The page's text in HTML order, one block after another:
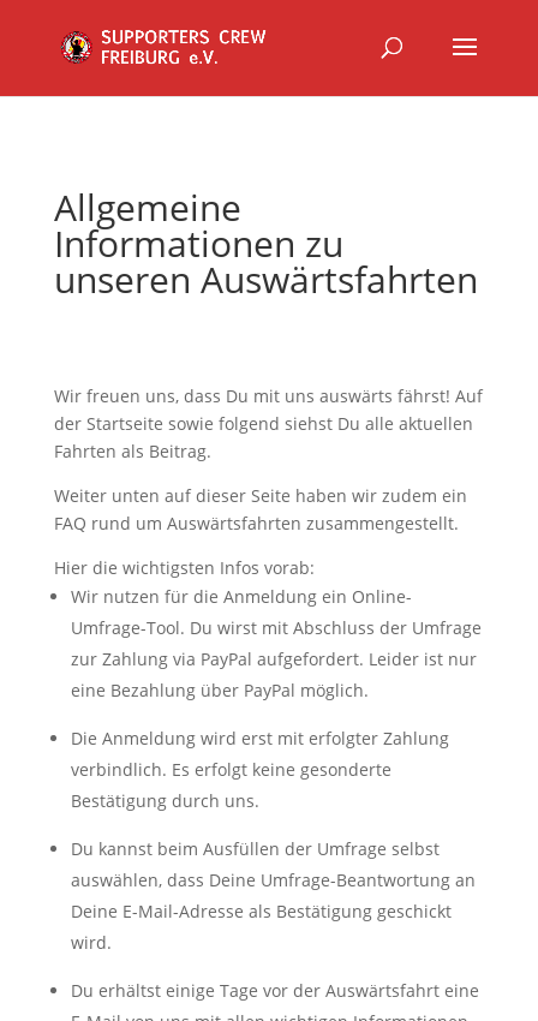
Allgemeine
Informationen zu
unseren Auswärtsfahrten
Wir freuen uns, dass Du mit uns auswärts fährst! Auf
der Startseite sowie folgend siehst Du alle aktuellen
Fahrten als Beitrag.
Weiter unten auf dieser Seite haben wir zudem ein
FAQ rund um Auswärtsfahrten zusammengestellt.
Hier die wichtigsten Infos vorab:
Wir nutzen für die Anmeldung ein Online-
Umfrage-Tool. Du wirst mit Abschluss der Umfrage
zur Zahlung via PayPal aufgefordert. Leider ist nur
eine Bezahlung über PayPal möglich.
Die Anmeldung wird erst mit erfolgter Zahlung
verbindlich. Es erfolgt keine gesonderte
Bestätigung durch uns.
Du kannst beim Ausfüllen der Umfrage selbst
auswählen, dass Deine Umfrage-Beantwortung an
Deine E-Mail-Adresse als Bestätigung geschickt
wird.
Du erhältst einige Tage vor der Auswärtsfahrt eine